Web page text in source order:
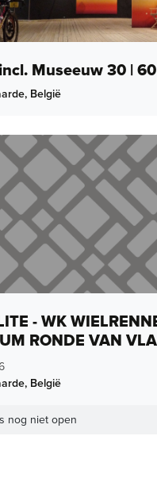
Museeuw 30 |
, België
- WK
RONDE VAN
, België
nog niet open